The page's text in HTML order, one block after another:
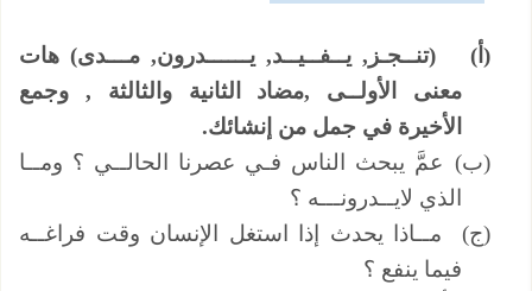
(‌أ)
(تنــجـز, يــفــيــد, يــــــدرون, مـــدى) هات
معنى الأولــى ,مضاد الثانية والثالثة , وجمع
الأخيرة في جمل من إنشائك.
(‌ب) عمَّ يبحث الناس فـي عصرنا الحالــي ؟ ومــا
الذي لايــدرونـــه ؟
(‌ج)
مــاذا يحدث إذا استغل الإنسان وقت فراغــه
فيما ينفع ؟